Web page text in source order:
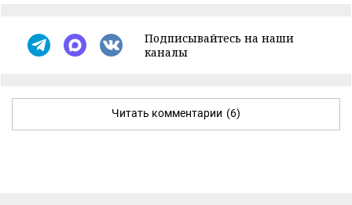
Подписывайтесь на наши
каналы
Читать комментарии (6)